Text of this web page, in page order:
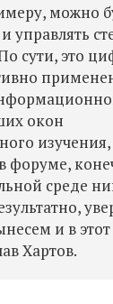
можно
управлять
сути, это
окон
форуме,
среде
и в
Хартов.